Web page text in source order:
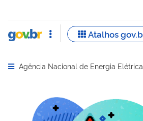
Abrir menu principal de navegação
Agência Nacional de Energia Elétrica